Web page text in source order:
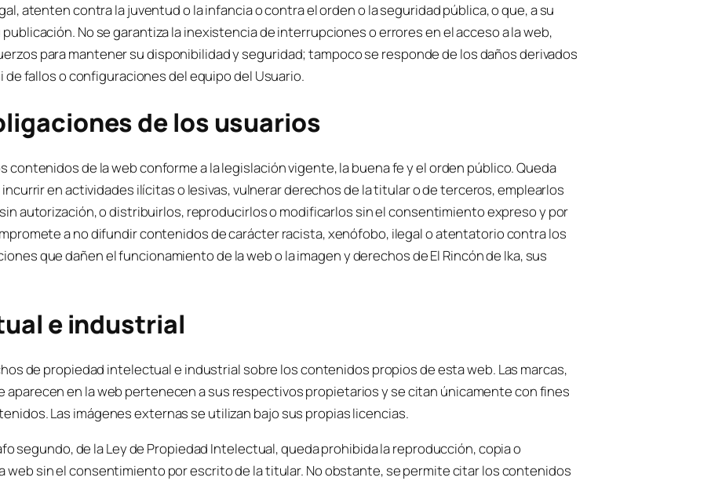
atenten contra la juventud o la infancia o contra el orden o la seguridad pública, o que, a su
No se garantiza la inexistencia de interrupciones o errores en el acceso a la web,
para mantener su disponibilidad y seguridad; tampoco se responde de los daños derivados
fallos o configuraciones del equipo del Usuario.
de los usuarios
contenidos de la web conforme a la legislación vigente, la buena fe y el orden público. Queda
en actividades ilícitas o lesivas, vulnerar derechos de la titular o de terceros, emplearlos
autorización, o distribuirlos, reproducirlos o modificarlos sin el consentimiento expreso y por
a no difundir contenidos de carácter racista, xenófobo, ilegal o atentatorio contra los
que dañen el funcionamiento de la web o la imagen y derechos de El Rincón de Ika, sus
e industrial
de propiedad intelectual e industrial sobre los contenidos propios de esta web. Las marcas,
en la web pertenecen a sus respectivos propietarios y se citan únicamente con fines
Las imágenes externas se utilizan bajo sus propias licencias.
segundo, de la Ley de Propiedad Intelectual, queda prohibida la reproducción, copia o
web sin el consentimiento por escrito de la titular. No obstante, se permite citar los contenidos